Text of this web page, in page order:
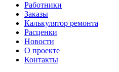
Работники
Заказы
Калькулятор ремонта
Расценки
Новости
О проекте
Контакты